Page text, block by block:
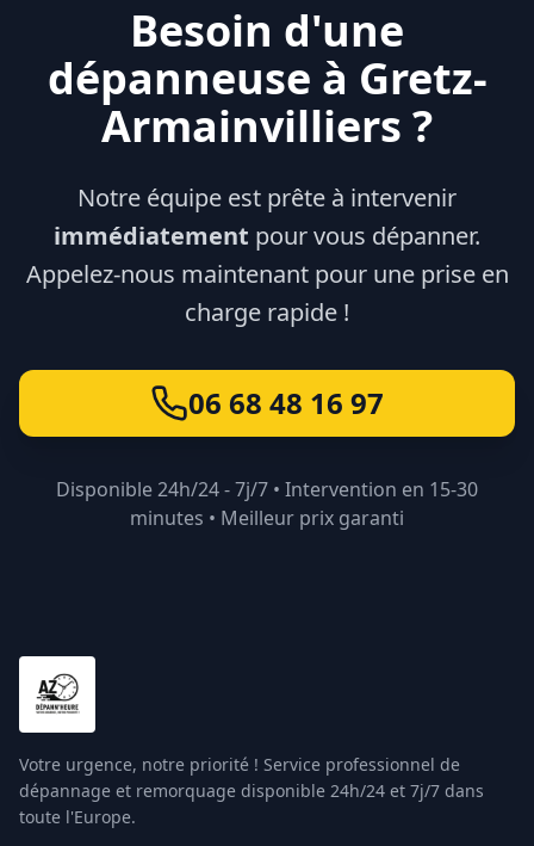
Besoin d'une
dépanneuse à Gretz-
Armainvilliers ?
Notre équipe est prête à intervenir
immédiatement pour vous dépanner.
Appelez-nous maintenant pour une prise en
charge rapide !
06 68 48 16 97
Disponible 24h/24 - 7j/7 • Intervention en 15-30
minutes • Meilleur prix garanti
Votre urgence, notre priorité ! Service professionnel de
dépannage et remorquage disponible 24h/24 et 7j/7 dans
toute l'Europe.